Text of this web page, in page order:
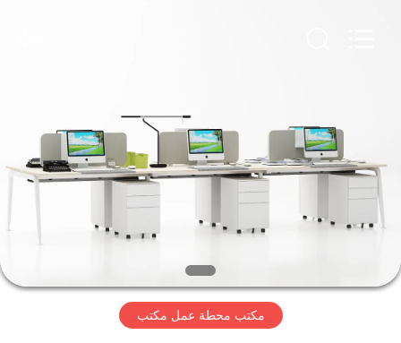
الرئيسية
منتجات
معلومات
عنا
مكتب محطة عمل مكتب